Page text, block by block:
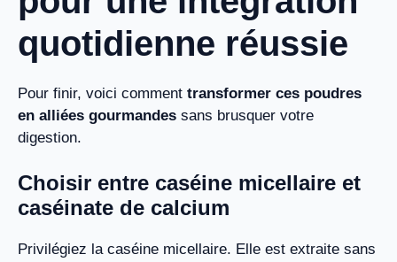
quotidienne réussie
Pour finir, voici comment transformer ces poudres
en alliées gourmandes sans brusquer votre
digestion.
Choisir entre caséine micellaire et
caséinate de calcium
Privilégiez la caséine micellaire. Elle est extraite sans